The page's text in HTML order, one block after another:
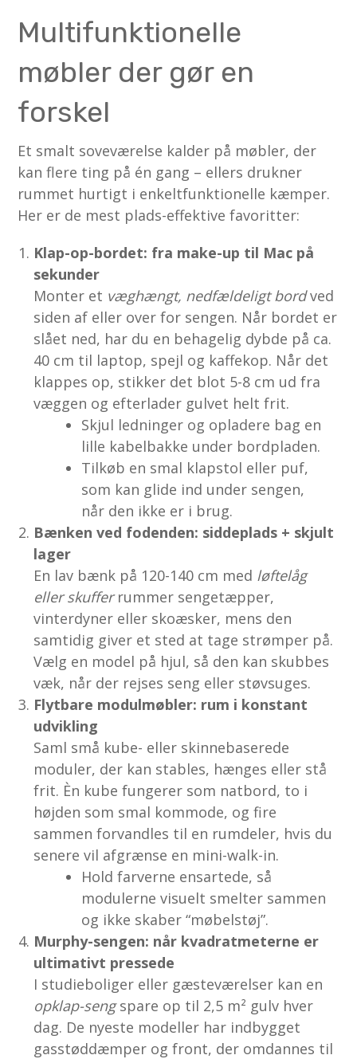
Multifunktionelle
møbler der gør en
forskel
Et smalt soveværelse kalder på møbler, der
kan flere ting på én gang – ellers drukner
rummet hurtigt i enkeltfunktionelle kæmper.
Her er de mest plads-effektive favoritter:
Klap-op-bordet: fra make-up til Mac på
sekunder
Monter et væghængt, nedfældeligt bordved
siden af eller over for sengen. Når bordet er
slået ned, har du en behagelig dybde på ca.
40 cm til laptop, spejl og kaffekop. Når det
klappes op, stikker det blot 5-8 cm ud fra
væggen og efterlader gulvet helt frit.
Skjul ledninger og opladere bag en
lille kabelbakke under bordpladen.
Tilkøb en smal klapstol eller puf,
som kan glide ind under sengen,
når den ikke er i brug.
Bænken ved fodenden: siddeplads + skjult
lager
En lav bænk på 120-140 cm med løftelåg
eller skufferrummer sengetæpper,
vinterdyner eller skoæsker, mens den
samtidig giver et sted at tage strømper på.
Vælg en model på hjul, så den kan skubbes
væk, når der rejses seng eller støvsuges.
Flytbare modulmøbler: rum i konstant
udvikling
Saml små kube- eller skinnebaserede
moduler, der kan stables, hænges eller stå
frit. Èn kube fungerer som natbord, to i
højden som smal kommode, og fire
sammen forvandles til en rumdeler, hvis du
senere vil afgrænse en mini-walk-in.
Hold farverne ensartede, så
modulerne visuelt smelter sammen
og ikke skaber “møbelstøj”.
Murphy-sengen: når kvadratmeterne er
ultimativt pressede
I studieboliger eller gæsteværelser kan en
opklap-sengspare op til 2,5 m² gulv hver
dag. De nyeste modeller har indbygget
gasstøddæmper og front, der omdannes til